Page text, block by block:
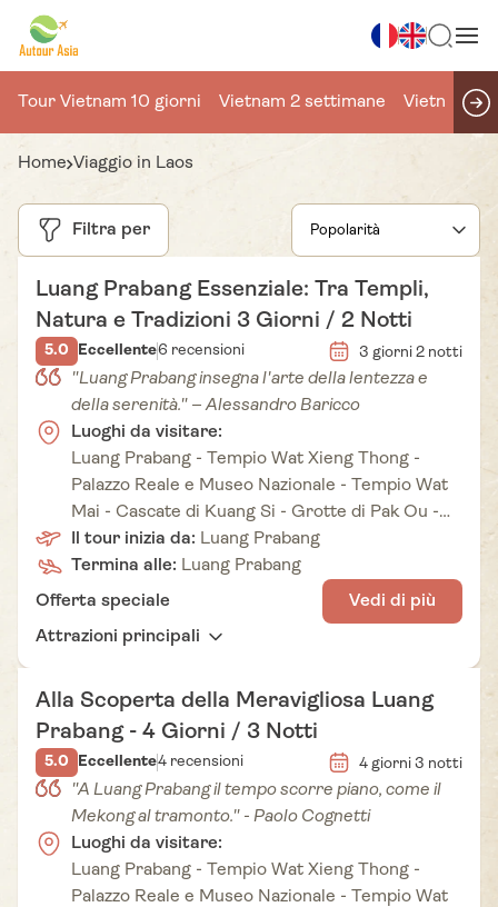
Tour Vietnam 10 giorni Vietnam 2 settimane Vietnam
Home Viaggio in Laos
Filtra per
Luang Prabang Essenziale: Tra Templi,
Natura e Tradizioni 3 Giorni / 2 Notti
5.0 Eccellente6 recensioni 3 giorni 2 notti
"Luang Prabang insegna l'arte della lentezza e
della serenità." – Alessandro Baricco
Luoghi da visitare:
Luang Prabang - Tempio Wat Xieng Thong -
Palazzo Reale e Museo Nazionale - Tempio Wat
Mai - Cascate di Kuang Si - Grotte di Pak Ou -
Luang Prabang
Il tour inizia da: Luang Prabang
Termina alle: Luang Prabang
Attrazioni principali
Offerta speciale Vedi di più
Alla Scoperta della Meravigliosa Luang
Prabang - 4 Giorni / 3 Notti
5.0 Eccellente4 recensioni 4 giorni 3 notti
"A Luang Prabang il tempo scorre piano, come il
Mekong al tramonto." - Paolo Cognetti
Luoghi da visitare:
Luang Prabang - Tempio Wat Xieng Thong -
Palazzo Reale e Museo Nazionale - Tempio Wat